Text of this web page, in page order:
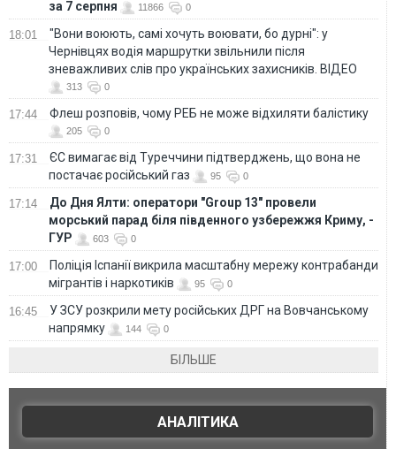
за 7 серпня 11866 0
18:01
"Вони воюють, самі хочуть воювати, бо дурні": у
Чернівцях водія маршрутки звільнили після
зневажливих слів про українських захисників. ВІДЕО
313 0
17:44 Флеш розповів, чому РЕБ не може відхиляти балістику
205 0
17:31
ЄС вимагає від Туреччини підтверджень, що вона не
постачає російський газ
95 0
17:14
До Дня Ялти: оператори "Group 13" провели
морський парад біля південного узбережжя Криму, -
ГУР
603 0
17:00
Поліція Іспанії викрила масштабну мережу контрабанди
мігрантів і наркотиків
95 0
16:45
У ЗСУ розкрили мету російських ДРГ на Вовчанському
напрямку
144 0
БІЛЬШЕ
АНАЛІТИКА